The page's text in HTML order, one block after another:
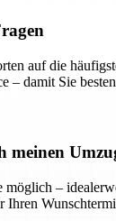
auf die
– damit Sie
meinen
möglich –
Ihren